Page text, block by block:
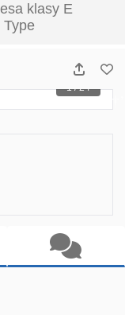
klasy E
Type
1 / 24